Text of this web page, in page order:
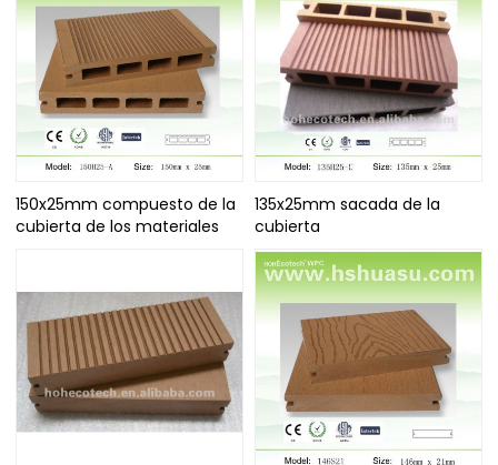
150x25mm compuesto de la
cubierta de los materiales
135x25mm sacada de la
cubierta